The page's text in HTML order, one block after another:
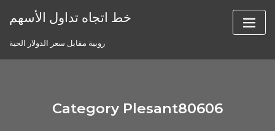
خط اتجاه تداول الأسهم
روبية مقابل سعر الدولار الحية
Category Plesant80606